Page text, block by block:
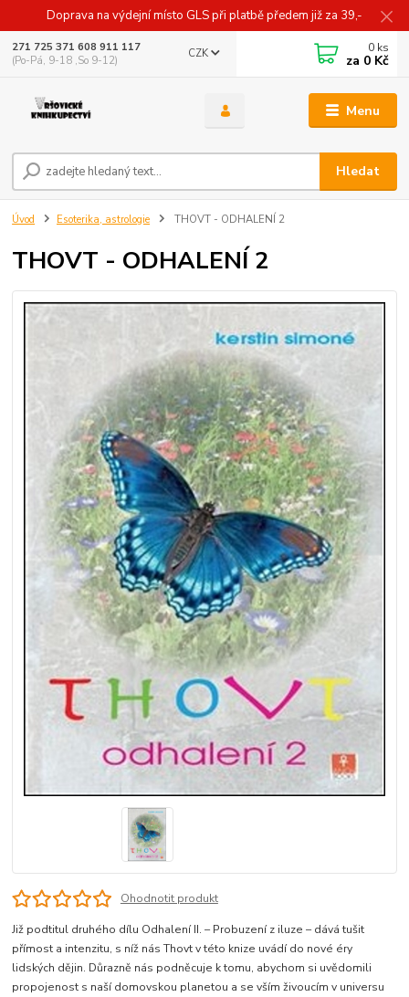
Doprava na výdejní místo GLS při platbě předem již za 39,-
Menu
CZK
Hledat
271 725 371 608 911 117
(Po-Pá, 9-18 ,So 9-12)
0 ks
za 0 Kč
Úvod Esoterika, astrologie THOVT - ODHALENÍ 2
THOVT - ODHALENÍ 2
Ohodnotit produkt
Již podtitul druhého dílu Odhalení II. – Probuzení z iluze – dává tušit
přímost a intenzitu, s níž nás Thovt v této knize uvádí do nové éry
lidských dějin. Důrazně nás podněcuje k tomu, abychom si uvědomili
propojenost s naší domovskou planetou a se vším živoucím v universu